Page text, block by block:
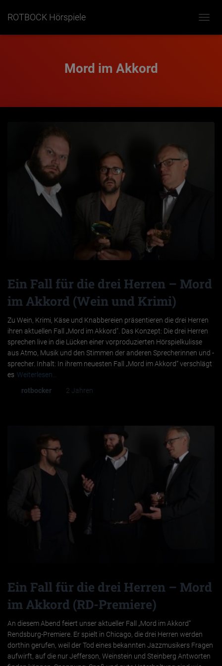
ROTBOCK Hörspiele
Mord im Akkord
Ein Fall für die drei Herren – Mord
im Akkord (Wein und Krimi)
Zu Wein, Krimi, Käse und Knabbereien präsentieren die drei Herren
ihren aktuellen Fall „Mord im Akkord“. Das Konzept: Die drei Herren
sprechen live in die Lücken einer vorproduzierten Hörspielkulisse
aus Atmo, Musik und den Stimmen der anderen Sprecherinnen und -
sprecher. Inhalt: In ihrem neuesten Fall „Mord im Akkord“ verschlägt
es Weiterlesen…
rotbocker 2 Jahren
Ein Fall für die drei Herren – Mord
im Akkord (RD-Premiere)
An diesem Abend feiert unser aktueller Fall „Mord im Akkord“
Rendsburg-Premiere. Er spielt in Chicago, die drei Herren werden
dorthin gerufen, weil der Tod eines bekannten Jazzmusikers Fragen
aufwirft, auf die nur Jefferson, Weinstein und Steinberg Antworten